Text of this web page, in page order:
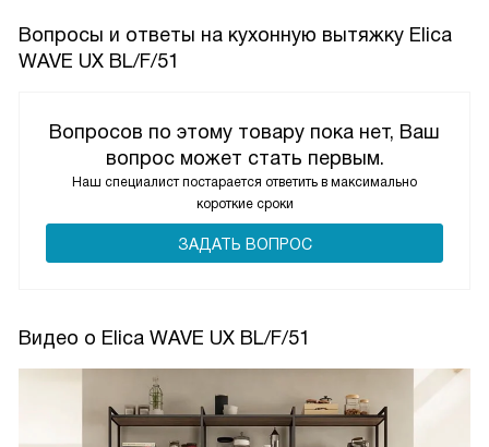
Вопросы и ответы на кухонную вытяжку Elica
WAVE UX BL/F/51
Вопросов по этому товару пока нет, Ваш
вопрос может стать первым.
Наш специалист постарается ответить в максимально
короткие сроки
ЗАДАТЬ ВОПРОС
Видео о Elica WAVE UX BL/F/51